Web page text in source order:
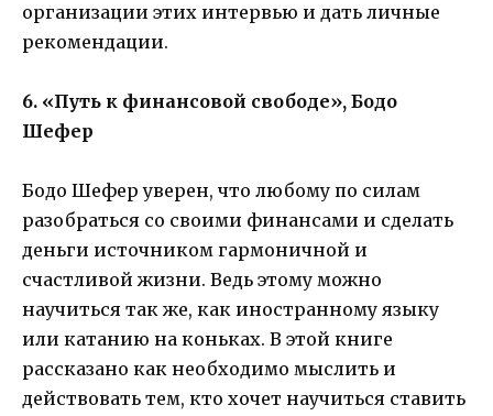
организации этих интервью и дать личные
рекомендации.
6. «Путь к финансовой свободе», Бодо
Шефер
Бодо Шефер уверен, что любому по силам
разобраться со своими финансами и сделать
деньги источником гармоничной и
счастливой жизни. Ведь этому можно
научиться так же, как иностранному языку
или катанию на коньках. В этой книге
рассказано как необходимо мыслить и
действовать тем, кто хочет научиться ставить